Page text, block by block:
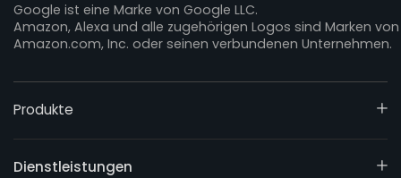
Google ist eine Marke von Google LLC.
Amazon, Alexa und alle zugehörigen Logos sind Marken von
Amazon.com, Inc. oder seinen verbundenen Unternehmen.
Produkte
Dienstleistungen